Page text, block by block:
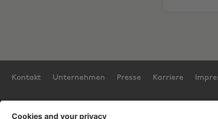
Kontakt Unternehmen Presse Karriere